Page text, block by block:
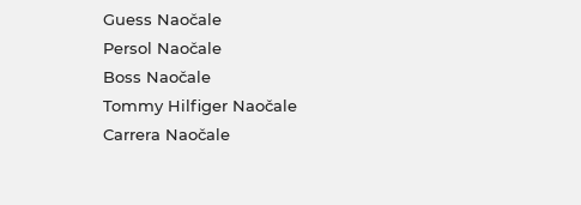
Guess Naočale
Persol Naočale
Boss Naočale
Tommy Hilfiger Naočale
Carrera Naočale